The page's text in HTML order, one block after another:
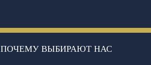
ПОЧЕМУ ВЫБИРАЮТ НАС